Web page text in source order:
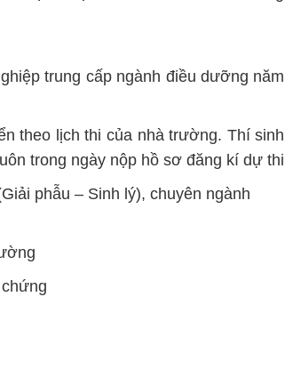
trung cấp ngành điều dưỡng năm
theo lịch thi của nhà trường. Thí sinh
trong ngày nộp hồ sơ đăng kí dự thi
phẫu – Sinh lý), chuyên ngành